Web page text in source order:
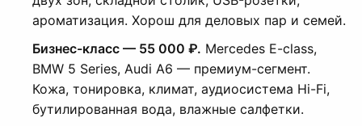
ароматизация. Хорош для деловых пар и семей.
Бизнес-класс — 55 000 ₽. Mercedes E-class,
BMW 5 Series, Audi A6 — премиум-сегмент.
Кожа, тонировка, климат, аудиосистема Hi-Fi,
бутилированная вода, влажные салфетки.